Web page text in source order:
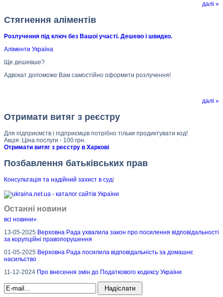
далі »
Стягнення аліментів
Розлучення під ключ без Вашої участі. Дешево і швидко.
Аліменти Україна
Ще дешевше?
Адвокат допоможе Вам самостійно оформити розлучення!
далі »
Отримати витяг з реєстру
Для підприємств і підприємців потрібно тільки продиктувати код!
Акція: Ціна послуги - 100 грн.
Отримати витяг з реєстру в Харкові
Позбавлення батьківських прав
Консультація та надійний захист в суді
Останні новини
всі новини»
13-05-2025 Верховна Рада ухвалила закон про посилення відповідальності
за корупційні правопорушення
01-05-2025 Верховна Рада посилила відповідальність за домашнє
насильство
11-12-2024 Про внесення змін до Податкового кодексу України